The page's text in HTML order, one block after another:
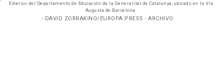
Exterior del Departamento de Educación de la Generalitat de Catalunya, ubicado en la Vía
Augusta de Barcelona.
- DAVID ZORRAKINO/EUROPA PRESS - ARCHIVO